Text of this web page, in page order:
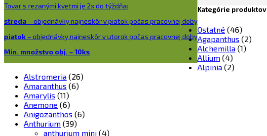
Tovar s rezanými kvetmi je 2x do týždňa:
streda – objednávky najneskôr v piatok počas pracovnej doby
piatok – objednávky najneskôr v utorok počas pracovnej doby
Min. množstvo obj. – 10ks
Kategórie produktov
Ostatné (46)
Agapanthus (2)
Alchemilla (1)
Allium (4)
Alpinia (2)
Alstromeria (26)
Amaranthus (6)
Amarylis (11)
Anemone (6)
Anigozanthos (6)
Anthurium (39)
anthurium mini (4)